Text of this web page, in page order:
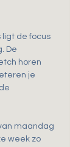
ligt de focus
De
horen
je
maandag
week zo